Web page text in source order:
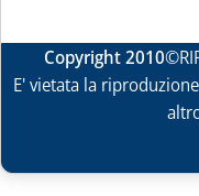
Copyright 2010
E' vietata la